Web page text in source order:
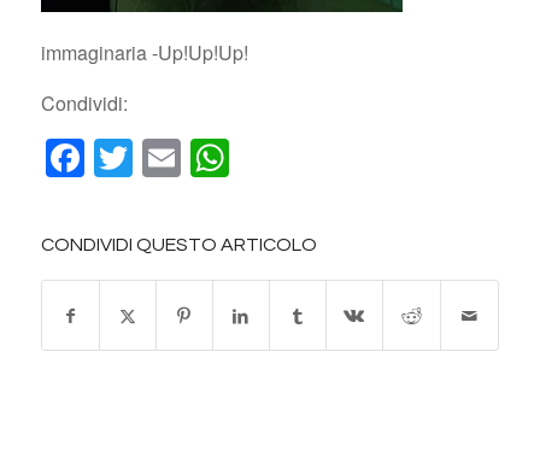
immaginaria -Up!Up!Up!
Condividi:
Facebook
Twitter
EmailWhatsApp
CONDIVIDI QUESTO ARTICOLO